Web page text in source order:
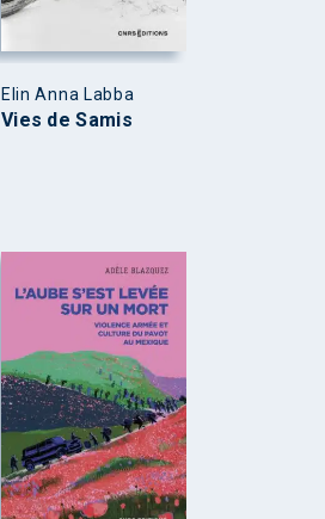
Elin Anna Labba
Vies de Samis